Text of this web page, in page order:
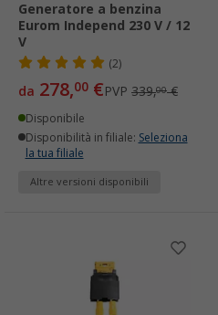
Generatore a benzina
Eurom Independ 230 V / 12
V
(2)
da 278,00 €PVP 339,00€
Disponibile
Disponibilità in filiale: Seleziona
la tua filiale
Altre versioni disponibili